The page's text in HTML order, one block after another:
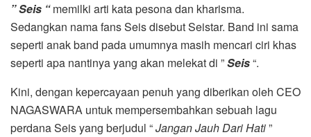
” Seis “memilki arti kata pesona dan kharisma.
Sedangkan nama fans Seis disebut Seistar. Band ini sama
seperti anak band pada umumnya masih mencari ciri khas
seperti apa nantinya yang akan melekat di ”Seis“.
Kini, dengan kepercayaan penuh yang diberikan oleh CEO
NAGASWARA untuk mempersembahkan sebuah lagu
perdana Seis yang berjudul “Jangan Jauh Dari Hati”